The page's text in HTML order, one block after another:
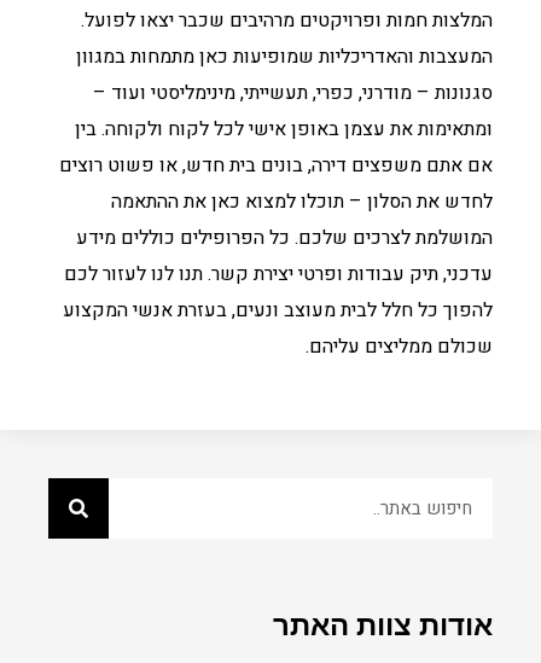
המלצות חמות ופרויקטים מרהיבים שכבר יצאו לפועל.
המעצבות והאדריכליות שמופיעות כאן מתמחות במגוון
סגנונות – מודרני, כפרי, תעשייתי, מינימליסטי ועוד –
ומתאימות את עצמן באופן אישי לכל לקוח ולקוחה. בין
אם אתם משפצים דירה, בונים בית חדש, או פשוט רוצים
לחדש את הסלון – תוכלו למצוא כאן את ההתאמה
המושלמת לצרכים שלכם. כל הפרופילים כוללים מידע
עדכני, תיק עבודות ופרטי יצירת קשר. תנו לנו לעזור לכם
להפוך כל חלל לבית מעוצב ונעים, בעזרת אנשי המקצוע
שכולם ממליצים עליהם.
אודות צוות האתר